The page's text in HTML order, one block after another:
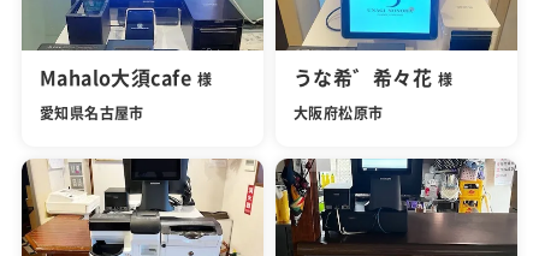
Mahalo大須cafe 様
愛知県名古屋市
うな希゛希々花 様
大阪府松原市